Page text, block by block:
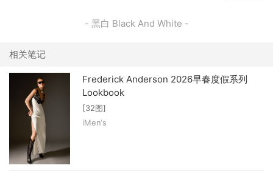
- 黑白 Black And White -
相关笔记
Frederick Anderson 2026早春度假系列
Lookbook
[32图]
iMen‘s